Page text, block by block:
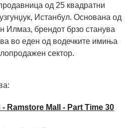
од 25 квадратни
Истанбул. Основана од
Илмаз, брендот брзо станува
во еден од водечките имиња
сектор.
Ramstore Mall - Part Time 30